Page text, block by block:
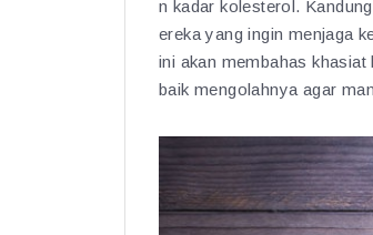
n kadar kolesterol.
ereka yang ingin menjaga
ini akan membahas
baik mengolahnya agar